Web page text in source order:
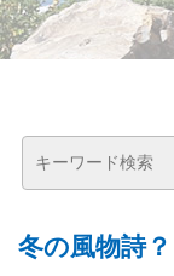
冬の風物詩